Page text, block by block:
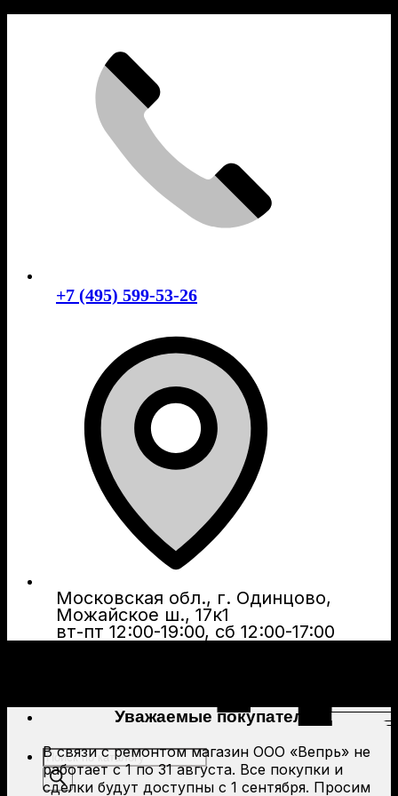
+7 (495) 599-53-26
Московская обл., г. Одинцово,
Можайское ш., 17к1
вт-пт 12:00-19:00, сб 12:00-17:00
Поиск
товаров
Уважаемые покупатели!
В связи с ремонтом магазин ООО «Вепрь» не
работает с 1 по 31 августа. Все покупки и
сделки будут доступны с 1 сентября. Просим